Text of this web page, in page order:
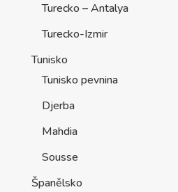
Turecko – Antalya
Turecko-Izmir
Tunisko
Tunisko pevnina
Djerba
Mahdia
Sousse
Španělsko